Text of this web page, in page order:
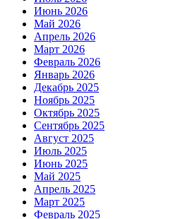
Июнь 2026
Май 2026
Апрель 2026
Март 2026
Февраль 2026
Январь 2026
Декабрь 2025
Ноябрь 2025
Октябрь 2025
Сентябрь 2025
Август 2025
Июль 2025
Июнь 2025
Май 2025
Апрель 2025
Март 2025
Февраль 2025